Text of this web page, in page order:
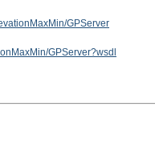
GPServer
GPServer?wsdl